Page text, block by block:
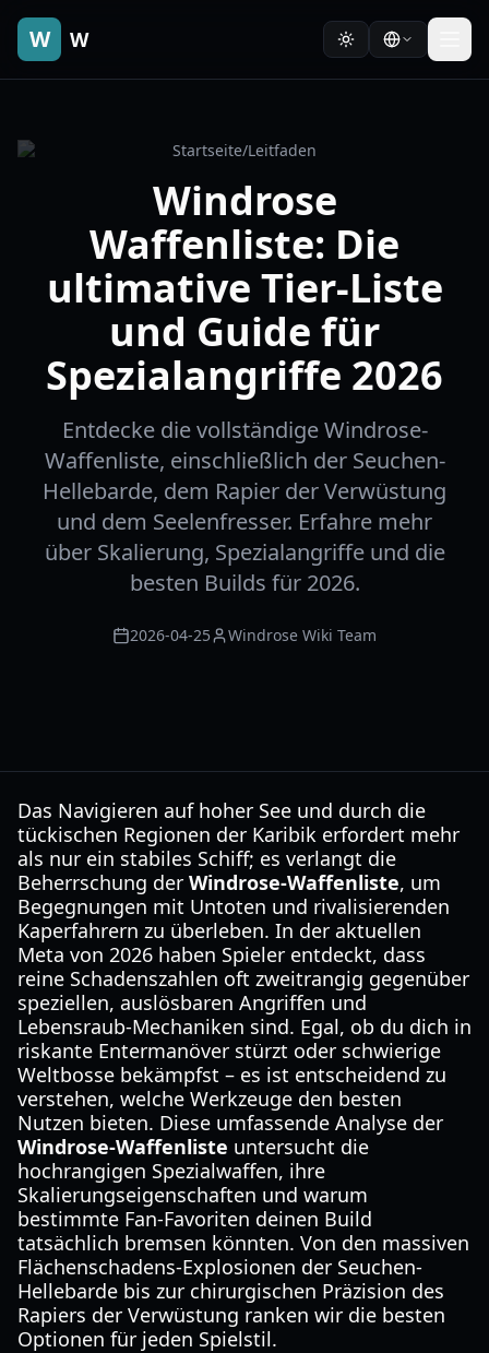
W W
Startseite/Leitfaden
Windrose
Waffenliste: Die
ultimative Tier-Liste
und Guide für
Spezialangriffe 2026
Entdecke die vollständige Windrose-
Waffenliste, einschließlich der Seuchen-
Hellebarde, dem Rapier der Verwüstung
und dem Seelenfresser. Erfahre mehr
über Skalierung, Spezialangriffe und die
besten Builds für 2026.
2026-04-25 Windrose Wiki Team
Das Navigieren auf hoher See und durch die
tückischen Regionen der Karibik erfordert mehr
als nur ein stabiles Schiff; es verlangt die
Beherrschung der Windrose-Waffenliste, um
Begegnungen mit Untoten und rivalisierenden
Kaperfahrern zu überleben. In der aktuellen
Meta von 2026 haben Spieler entdeckt, dass
reine Schadenszahlen oft zweitrangig gegenüber
speziellen, auslösbaren Angriffen und
Lebensraub-Mechaniken sind. Egal, ob du dich in
riskante Entermanöver stürzt oder schwierige
Weltbosse bekämpfst – es ist entscheidend zu
verstehen, welche Werkzeuge den besten
Nutzen bieten. Diese umfassende Analyse der
Windrose-Waffenliste untersucht die
hochrangigen Spezialwaffen, ihre
Skalierungseigenschaften und warum
bestimmte Fan-Favoriten deinen Build
tatsächlich bremsen könnten. Von den massiven
Flächenschadens-Explosionen der Seuchen-
Hellebarde bis zur chirurgischen Präzision des
Rapiers der Verwüstung ranken wir die besten
Optionen für jeden Spielstil.